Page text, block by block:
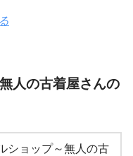
人の古着屋さんの
ショップ～無人の古